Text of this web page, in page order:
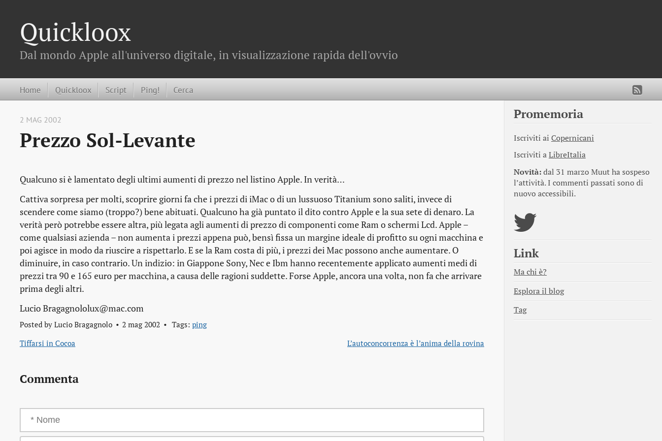
Quickloox
Dal mondo Apple all'universo digitale, in visualizzazione rapida dell'ovvio
Home Quickloox Script Ping! Cerca
2 MAG 2002
Prezzo Sol-Levante
Qualcuno si è lamentato degli ultimi aumenti di prezzo nel listino Apple. In verità…
Cattiva sorpresa per molti, scoprire giorni fa che i prezzi di iMac o di un lussuoso Titanium sono saliti, invece di
scendere come siamo (troppo?) bene abituati. Qualcuno ha già puntato il dito contro Apple e la sua sete di denaro. La
verità però potrebbe essere altra, più legata agli aumenti di prezzo di componenti come Ram o schermi Lcd. Apple –
come qualsiasi azienda – non aumenta i prezzi appena può, bensì fissa un margine ideale di profitto su ogni macchina e
poi agisce in modo da riuscire a rispettarlo. E se la Ram costa di più, i prezzi dei Mac possono anche aumentare. O
diminuire, in caso contrario. Un indizio: in Giappone Sony, Nec e Ibm hanno recentemente applicato aumenti medi di
prezzi tra 90 e 165 euro per macchina, a causa delle ragioni suddette. Forse Apple, ancora una volta, non fa che arrivare
prima degli altri.
Lucio Bragagnololux@mac.com
Posted by Lucio Bragagnolo 2 mag 2002 Tags: ping
Tiffarsi in Cocoa
L’autoconcorrenza è l’anima della rovina
Commenta
Promemoria
Iscriviti ai Copernicani
Iscriviti aLibreItalia
Novità:dal 31 marzo Muut ha sospeso
l’attività. I commenti passati sono di
nuovo accessibili.
Link
Ma chi è?
Esplora il blog
Tag